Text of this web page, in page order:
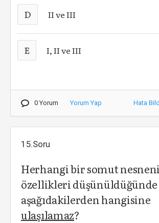
D II ve III
E I, II ve III
0 Yorum Yorum Yap Hata
15.Soru
Herhangi bir somut
özellikleri düşünüldüğünde
aşağıdakilerden hangisine
ulaşılamaz?